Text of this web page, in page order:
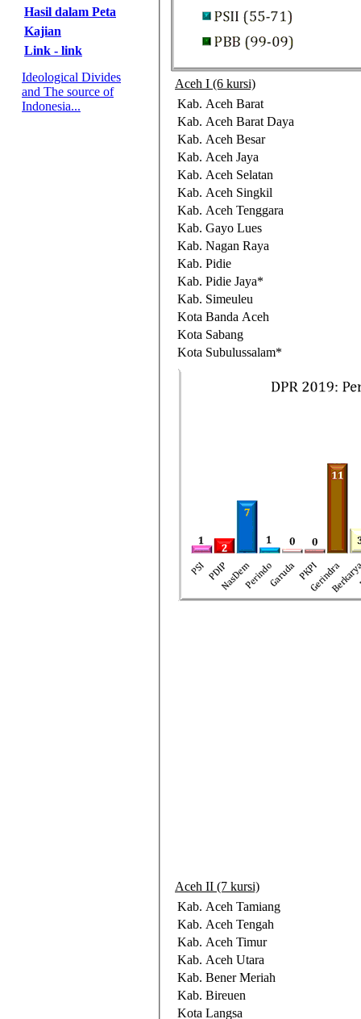
Hasil dalam Peta
Kajian
Link - link
Ideological Divides
and The source of
Indonesia...
Aceh I (6 kursi)
Kab. Aceh Barat
Kab. Aceh Barat Daya
Kab. Aceh Besar
Kab. Aceh Jaya
Kab. Aceh Selatan
Kab. Aceh Singkil
Kab. Aceh Tenggara
Kab. Gayo Lues
Kab. Nagan Raya
Kab. Pidie
Kab. Pidie Jaya*
Kab. Simeuleu
Kota Banda Aceh
Kota Sabang
Kota Subulussalam*
Aceh II (7 kursi)
Kab. Aceh Tamiang
Kab. Aceh Tengah
Kab. Aceh Timur
Kab. Aceh Utara
Kab. Bener Meriah
Kab. Bireuen
Kota Langsa